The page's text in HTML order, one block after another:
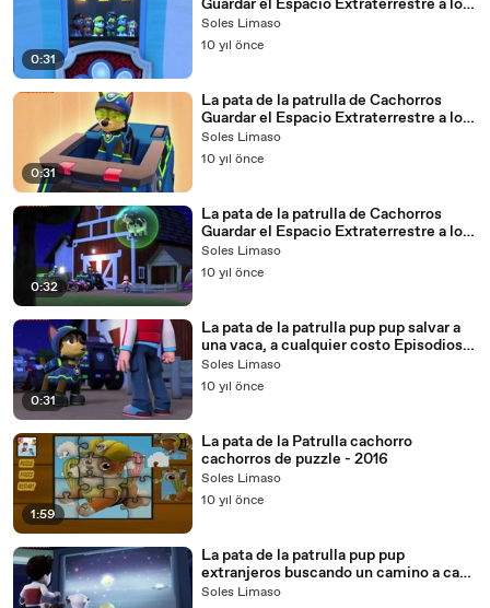
0:31
Guardar el Espacio Extraterrestre a los
Cachorros Guardar un Flying Frog 005
- 2016
Soles Limaso
10 yıl önce
0:31
La pata de la patrulla de Cachorros
Guardar el Espacio Extraterrestre a los
Cachorros Guardar un Flying Frog 008
- 2016
Soles Limaso
10 yıl önce
0:32
La pata de la patrulla de Cachorros
Guardar el Espacio Extraterrestre a los
Cachorros Guardar un Flying Frog 009
- 2016
Soles Limaso
10 yıl önce
0:31
La pata de la patrulla pup pup salvar a
una vaca, a cualquier costo Episodios
010 - 2016
Soles Limaso
10 yıl önce
1:59
La pata de la Patrulla cachorro
cachorros de puzzle - 2016
Soles Limaso
10 yıl önce
La pata de la patrulla pup pup
extranjeros buscando un camino a casa
de los Episodios 012 - 2016
Soles Limaso